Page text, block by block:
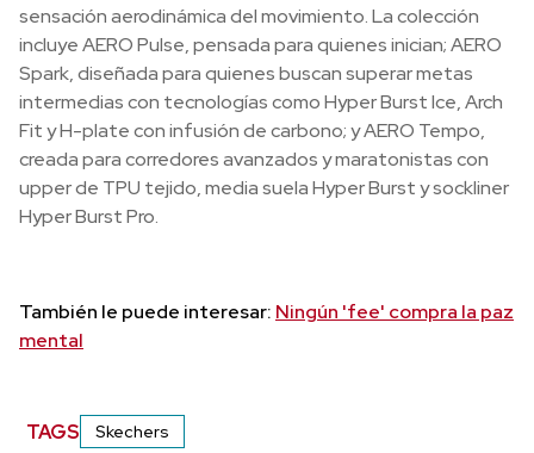
sensación aerodinámica del movimiento. La colección
incluye AERO Pulse, pensada para quienes inician; AERO
Spark, diseñada para quienes buscan superar metas
intermedias con tecnologías como Hyper Burst Ice, Arch
Fit y H-plate con infusión de carbono; y AERO Tempo,
creada para corredores avanzados y maratonistas con
upper de TPU tejido, media suela Hyper Burst y sockliner
Hyper Burst Pro.
También le puede interesar: Ningún 'fee' compra la paz
mental
TAGS Skechers